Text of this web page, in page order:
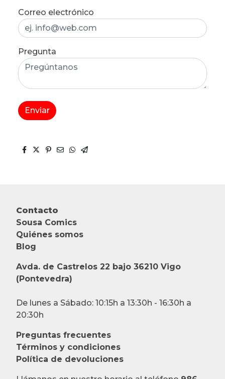
Correo electrónico
Pregunta
Enviar
Contacto
Sousa Comics
Quiénes somos
Blog
Avda. de Castrelos 22 bajo 36210 Vigo
(Pontevedra)
De lunes a Sábado: 10:15h a 13:30h - 16:30h a
20:30h
Preguntas frecuentes
Términos y condiciones
Política de devoluciones